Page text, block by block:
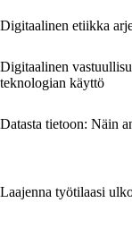
Digitaalinen etiikka
Digitaalinen
teknologian käyttö
Datasta tietoon: Näin
Laajenna työtilaasi